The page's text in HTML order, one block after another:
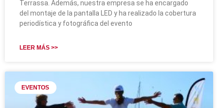
Terrassa. Además, nuestra empresa se ha encargado
del montaje de la pantalla LED y ha realizado la cobertura
periodística y fotográfica del evento
LEER MÁS >>
EVENTOS